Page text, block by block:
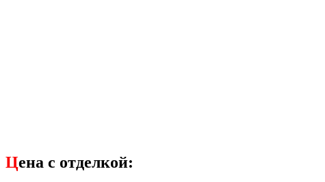
Цена с отделкой: